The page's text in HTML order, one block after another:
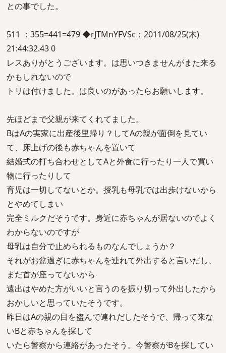
との事でした。
511 ：355=441=479 ◆rJTMnYFVSc：2011/08/25(木)
21:44:32.43 0
レスありがとうございます。は思いつきませんがまた来る
かもしれないので
トリは付けました。は良いのがあったらお願いします。
先ほどまで父親が来てくれてました。
BはAの実家に出産後里帰り？してAの親が面倒を見てい
て、床上げの後も赤ちゃんを置いて
結婚式の打ち合わせとしてAと外食に行ったり一人で買い
物に行ったりして
育児は一切してないとか。授乳も母乳では出歩けないから
とやめてしまい
完全ミルクだそうです。身近に赤ちゃんが居ないのでよく
わからないのですが
母乳は自分で止められるものなんでしょうか？
それがお盆過ぎに赤ちゃんを連れて外出すると言いだし、
まだ首が座ってないから
遠出はやめた方がいいと言うのを振り切って外出したから
おかしいと思っていたそうです。
昨日はAの親の目を盗んで連れだしたそうで、帰って来な
いBと赤ちゃんを探して
いたら警察から連絡があったそう。今警察がBを探してい